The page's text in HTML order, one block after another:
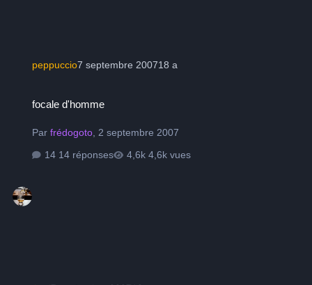
peppuccio7 septembre 200718 a
focale d'homme
Parfrédogoto 2 septembre 2007
14 réponses
4,6k vues